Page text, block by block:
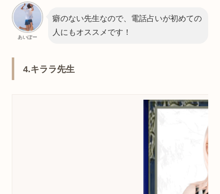
あいぽー
癖のない先生なので、電話占いが初めての
人にもオススメです！
4.キララ先生